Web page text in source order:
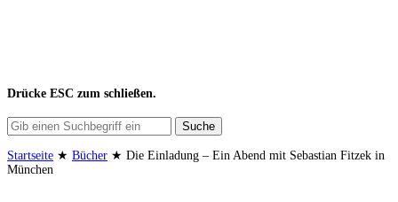
Drücke ESC zum schließen.
Suche
Startseite ★ Bücher ★ Die Einladung – Ein Abend mit Sebastian Fitzek in
München